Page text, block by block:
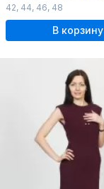
42, 44, 46, 48
В корзину